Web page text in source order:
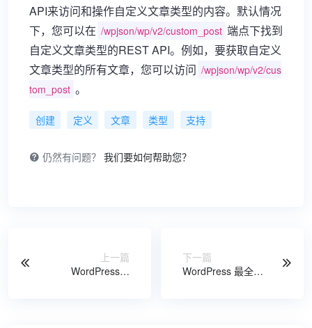
API来访问和操作自定义文章类型的内容。默认情况
下，您可以在 /wpjson/wp/v2/custom_post 端点下找到
自定义文章类型的REST API。例如，要获取自定义
文章类型的所有文章，您可以访问 /wpjson/wp/v2/cus
tom_post 。
创建 定义 文章 类型 支持
仍然有问题？ 我们要如何帮助您？
上一篇
WordPress和
下一篇
WordPress 最全页